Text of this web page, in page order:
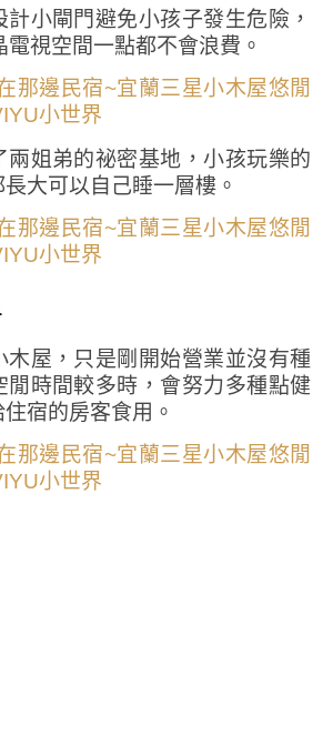
小閘門避免小孩子發生危險，
視空間一點都不會浪費。
兩姐弟的祕密基地，小孩玩樂的
大可以自己睡一層樓。
木屋，只是剛開始營業並沒有種
閒時間較多時，會努力多種點健
宿的房客食用。